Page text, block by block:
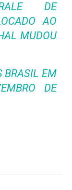
DE
AO
MUDOU
BRASIL EM
DE